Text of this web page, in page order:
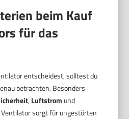
beim Kauf
für das
entscheidest, solltest du
betrachten. Besonders
, Luftstrom und
Ventilator sorgt für ungestörten